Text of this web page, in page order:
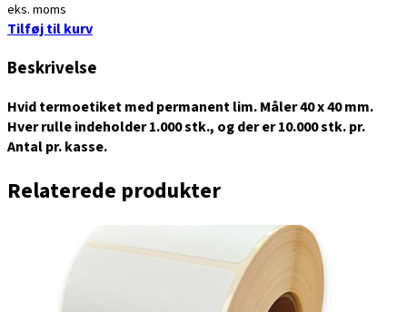
eks. moms
Tilføj til kurv
Beskrivelse
Hvid termoetiket med permanent lim. Måler 40 x 40 mm.
Hver rulle indeholder 1.000 stk., og der er 10.000 stk. pr.
Antal pr. kasse.
Relaterede produkter